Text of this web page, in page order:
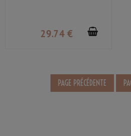
29.74 €